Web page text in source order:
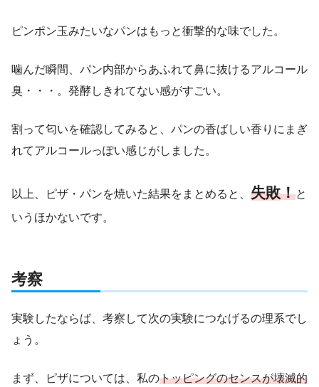
ピンポン玉みたいなパンはもっと衝撃的な味でした。
噛んだ瞬間、パン内部からあふれて鼻に抜けるアルコール
臭・・・。発酵しきれてない感がすごい。
割って匂いを確認してみると、パンの香ばしい香りにまぎ
れてアルコールっぽい感じがしました。
以上、ピザ・パンを焼いた結果をまとめると、 失敗！と
いうほかないです。
考察
実験したならば、考察して次の実験につなげるの理系でし
ょう。
まず、ピザについては、私のトッピングのセンスが壊滅的